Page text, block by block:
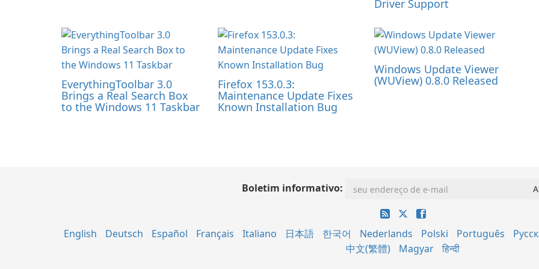
Driver Support
EverythingToolbar 3.0
Brings a Real Search Box
to the Windows 11 Taskbar
Firefox 153.0.3:
Maintenance Update Fixes
Known Installation Bug
Windows Update Viewer
(WUView) 0.8.0 Released
Boletim informativo:
English Deutsch Español Français Italiano 日本語 한국어 Nederlands Polski Português
中文(繁體)
Magyar हिन्दी